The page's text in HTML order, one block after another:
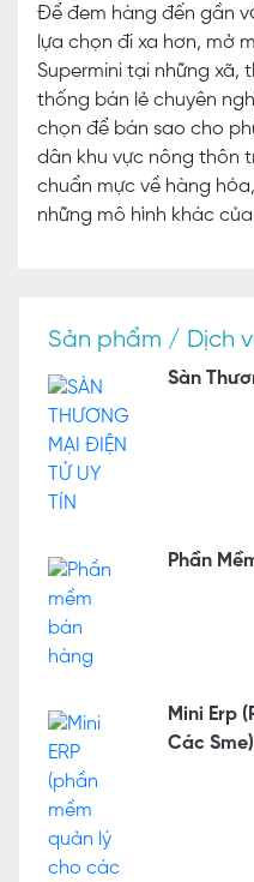
Để đem hàng đến gần
lựa chọn đi xa hơn, mở
Supermini tại những xã,
thống bán lẻ chuyên
chọn để bán sao cho
dân khu vực nông thôn
chuẩn mực về hàng
những mô hình khác
Sản phẩm / Dịch
Sàn
Phần
Mini Erp
Các Sme)